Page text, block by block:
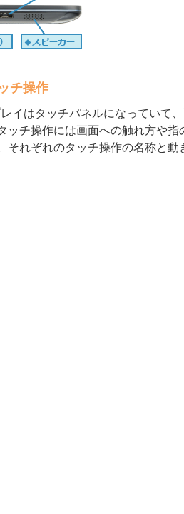
チ操作
イはタッチパネルになっていて
ッチ操作には画面への触れ方や
それぞれのタッチ操作の名称と動